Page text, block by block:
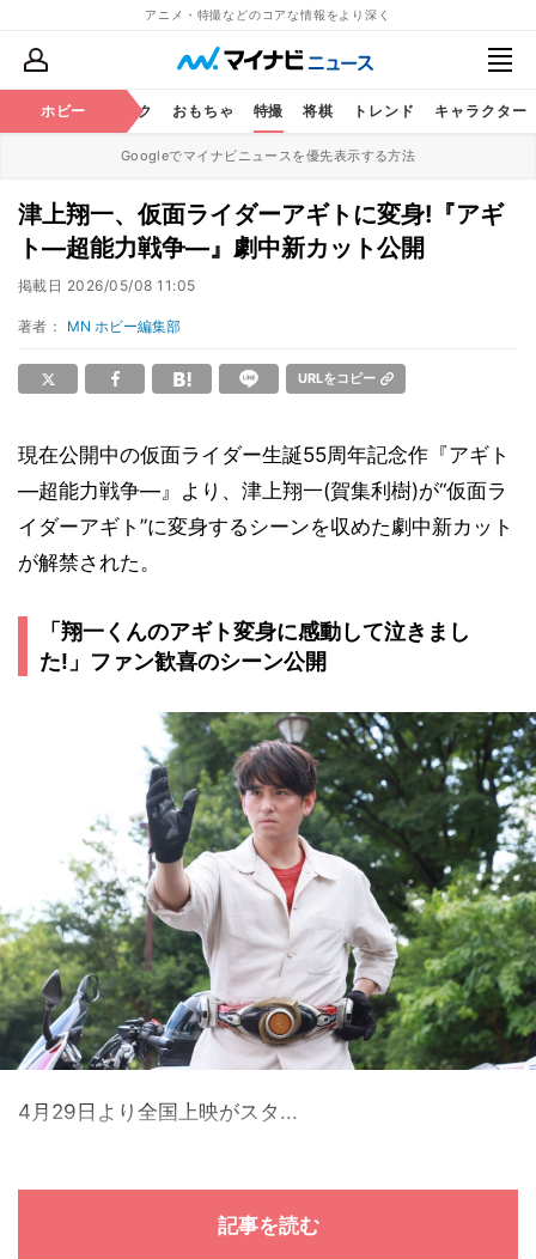
アニメ・特撮などのコアな情報をより深く
ホビー
鉄道 コミック おもちゃ 特撮 将棋 トレンド キャラクター
Googleでマイナビニュースを優先表示する方法
津上翔一、仮面ライダーアギトに変身!『アギ
ト―超能力戦争―』劇中新カット公開
掲載日 2026/05/08 11:05
著者： MN ホビー編集部
URLをコピー
現在公開中の仮面ライダー生誕55周年記念作『アギト
―超能力戦争―』より、津上翔一(賀集利樹)が“仮面ラ
イダーアギト”に変身するシーンを収めた劇中新カット
が解禁された。
「翔一くんのアギト変身に感動して泣きまし
た!」ファン歓喜のシーン公開
4月29日より全国上映がスタ...
記事を読む